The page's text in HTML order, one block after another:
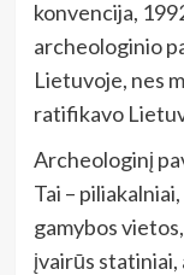
konvencija,
archeologinio
Lietuvoje, nes
ratifikavo
Archeologinį
Tai –
gamybos
įvairūs statiniai,